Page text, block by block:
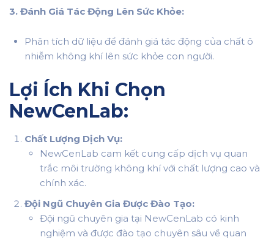
3. Đánh Giá Tác Động Lên Sức Khỏe:
Phân tích dữ liệu để đánh giá tác động của chất ô
nhiễm không khí lên sức khỏe con người.
Lợi Ích Khi Chọn
NewCenLab:
Chất Lượng Dịch Vụ:
NewCenLab cam kết cung cấp dịch vụ quan
trắc môi trường không khí với chất lượng cao và
chính xác.
Đội Ngũ Chuyên Gia Được Đào Tạo:
Đội ngũ chuyên gia tại NewCenLab có kinh
nghiệm và được đào tạo chuyên sâu về quan